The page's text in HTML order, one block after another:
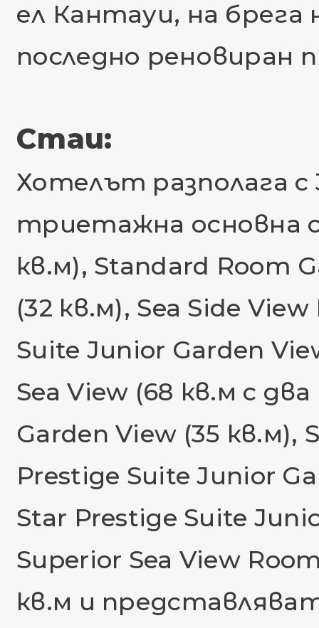
ел Кантауи, на брега
последно реновиран
Стаи:
Хотелът разполага с
триетажна основна
кв.м), Standard Room
(32 кв.м), Sea Side
Suite Junior Garden
Sea View (68 кв.м с
Garden View (35 кв.м),
Prestige Suite Junior
Star Prestige Suite
Superior Sea View
кв.м и